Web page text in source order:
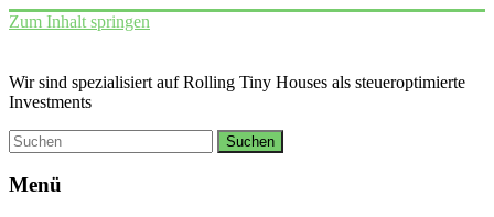
Zum Inhalt springen
Wir sind spezialisiert auf Rolling Tiny Houses als steueroptimierte
Investments
Menü